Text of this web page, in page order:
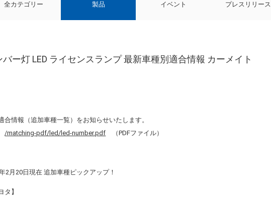
全カテゴリー 製品 イベント プレスリリース
バー灯 LED ライセンスランプ 最新車種別適合情報 カーメイト
合情報（追加車種一覧）をお知らせいたします。
/matching-pdf/led/led-number.pdf （PDFファイル）
2月20日現在 追加車種ピックアップ！
タ】